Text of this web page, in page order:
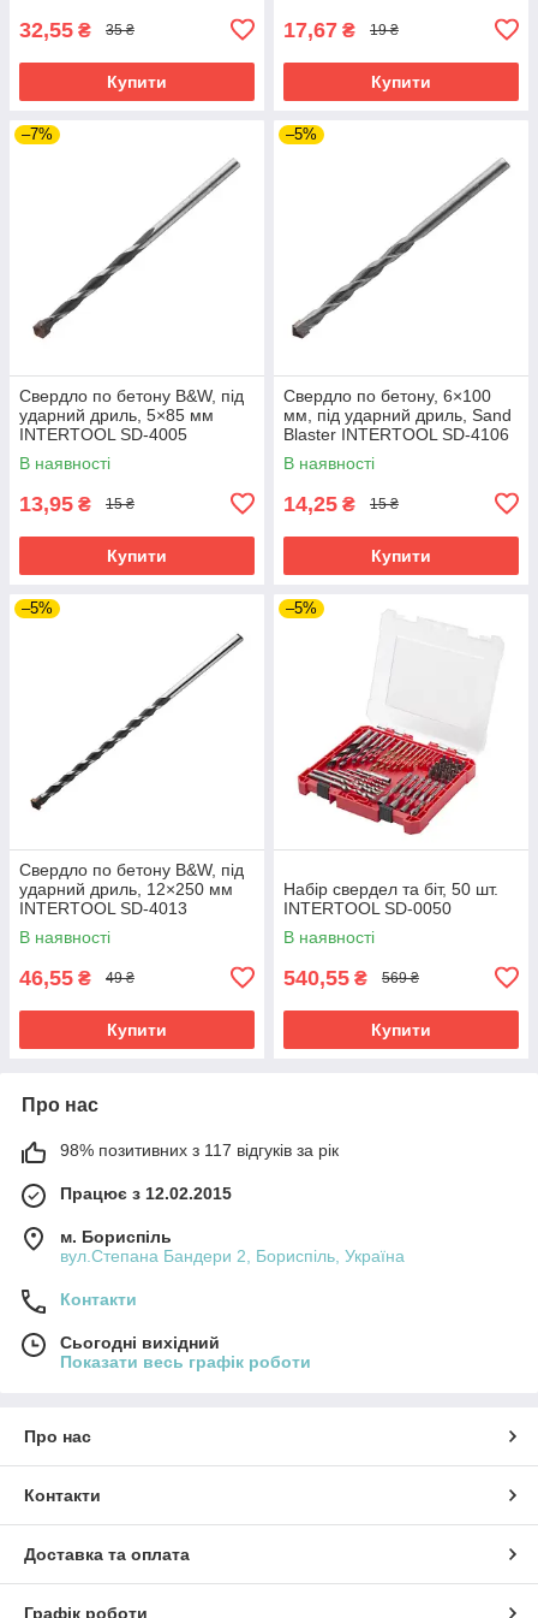
32,55 ₴ 35 ₴
Купити
17,67 ₴ 19 ₴
Купити
–7%
Свердло по бетону B&W, під
ударний дриль, 5×85 мм
INTERTOOL SD-4005
В наявності
13,95 ₴ 15 ₴
Купити
–5%
Свердло по бетону, 6×100
мм, під ударний дриль, Sand
Blaster INTERTOOL SD-4106
В наявності
14,25 ₴ 15 ₴
Купити
–5%
Свердло по бетону B&W, під
ударний дриль, 12×250 мм
INTERTOOL SD-4013
В наявності
46,55 ₴ 49 ₴
Купити
–5%
Набір свердел та біт, 50 шт.
INTERTOOL SD-0050
В наявності
540,55 ₴ 569 ₴
Купити
Про нас
98% позитивних з 117 відгуків за рік
Працює з 12.02.2015
м. Бориспіль
вул.Степана Бандери 2, Бориспіль, Україна
Контакти
Сьогодні вихідний
Показати весь графік роботи
Про нас
Контакти
Доставка та оплата
Графік роботи